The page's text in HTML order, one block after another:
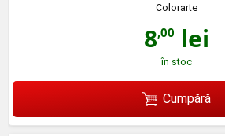
Colorarte
8,00 lei
în stoc
Cumpără